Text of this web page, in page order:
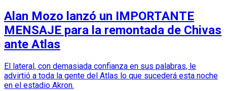
Alan Mozo lanzó un IMPORTANTE
MENSAJE para la remontada de Chivas
ante Atlas
El lateral, con demasiada confianza en sus palabras, le
advirtió a toda la gente del Atlas lo que sucederá esta noche
en el estadio Akron.